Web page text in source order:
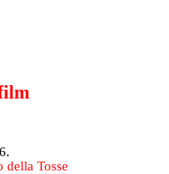
della Tosse